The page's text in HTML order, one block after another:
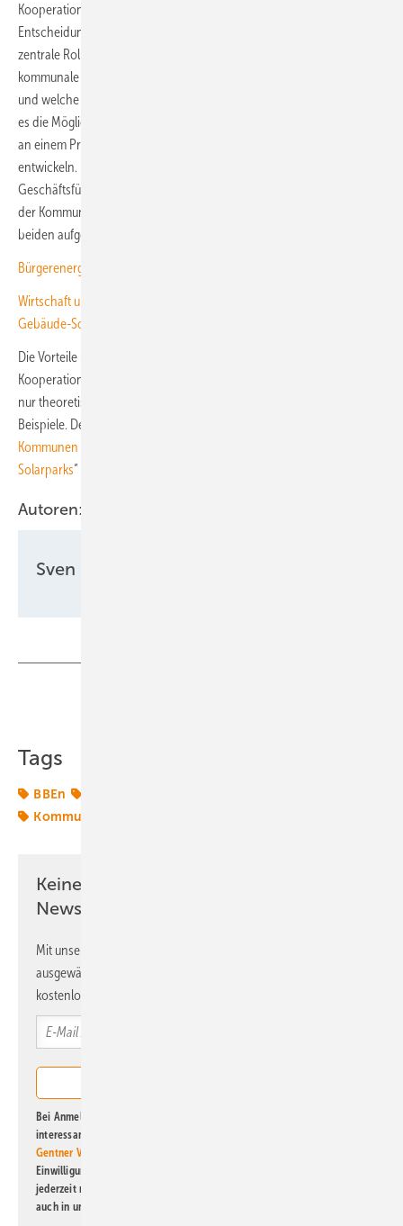
Kooperationsmodell gelingt. Hier spielen primär die unterschiedlichen
Entscheidungsbefugnisse und die Haftungsbeschränkungen eine
zentrale Rolle. Im Leitfaden beschreiben die Autoren auch, wie
kommunale Beteiligungen an Energieunternehmen aussehen können
und welche Modelle der Kooperation mit den Bürgern es gibt. So gibt
es die Möglichkeit, dass sich Kommune und Energiegenossenschaft
an einem Projektierer beteiligen. Sie können auch eigene Projekte
entwickeln. Hier gibt es Unterschiede hinsichtlich der
Geschäftsführung des gemeinsamen Projekts. Entweder dies liegt bei
der Kommune, bei der Energiegenossenschaft oder sie ist unter
beiden aufgeteilt.
Bürgerenergie: Solarparks erfolgreich finanzieren
Wirtschaft und Verbraucher fordern weitere Unterstützung von
Gebäude-Solaranlagen
Die Vorteile und Herausforderungen des jeweiligen
Kooperationsmodells beschreiben die Autoren des Leitfadens nicht
nur theoretisch und juristisch, sondern auch anhand praktischer
Beispiele. Den kompletten Leitfaden „
Kommunen und Bürgerenergiegenossenschaften in Wind- und
Solarparks“ finden Sie auf der Webseite des BBEn zum Download.
Autoren:
Sven Ullrich
Tags
BBEn
Kommune
Keine Zeit? Kein Problem mit dem ERE
Newsletter!
Mit unserem Newsletter erhalten Sie regelmäßig von uns
ausgewählte Informationen und Neuigkeiten, gebündelt und
kostenlos direkt ins Postfach.
Bei Anmeldung zu diesem Newsletter bin ich damit einverstanden, über
interessante Verlags- und Online-Angebote
Gentner Verlag GmbH & Co. KG
Einwilligung kann ich jederzeit widerrufen und eine Abmeldung ist
jederzeit möglich. Informationen zum Umgang mit Daten finden Sie
auch in unserer